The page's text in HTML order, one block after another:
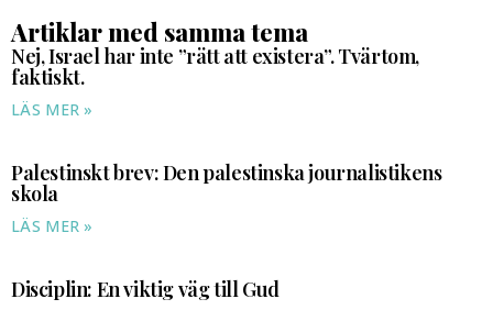
Artiklar med samma tema
Nej, Israel har inte ”rätt att existera”. Tvärtom,
faktiskt.
LÄS MER »
Palestinskt brev: Den palestinska journalistikens
skola
LÄS MER »
Disciplin: En viktig väg till Gud